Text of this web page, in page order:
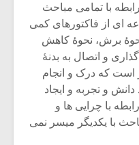
با تمامی مباحث
ای از فاکتورهای کمی
برش، نحوۀ کاهش
و اتصال به بدنۀ
است که درک و انجام
و تجربه و ایجاد
با چرایی ها و
با یکدیگر میسر نمی